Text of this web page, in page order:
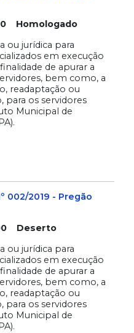
Homologado
ou jurídica para
em execução
de apurar a
bem como, a
readaptação ou
para os servidores
Municipal de
002/2019 - Pregão
Deserto
ou jurídica para
em execução
de apurar a
bem como, a
readaptação ou
para os servidores
Municipal de